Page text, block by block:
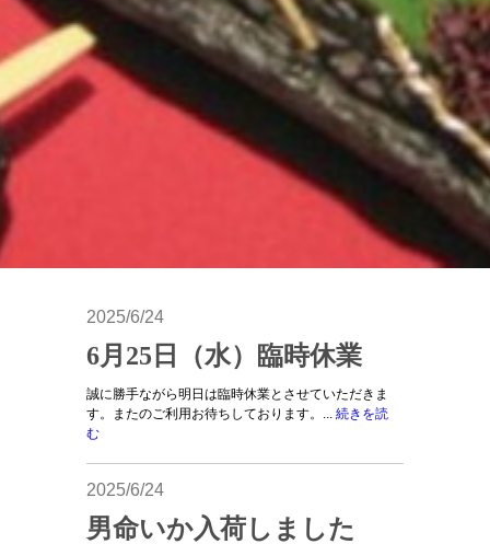
2025/6/24
6月25日（水）臨時休業
誠に勝手ながら明日は臨時休業とさせていただきま
す。またのご利用お待ちしております。... 続きを読
む
2025/6/24
男命いか入荷しました